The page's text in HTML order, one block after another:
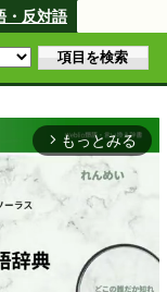
・反対語
arrow_forward_ios もっとみる